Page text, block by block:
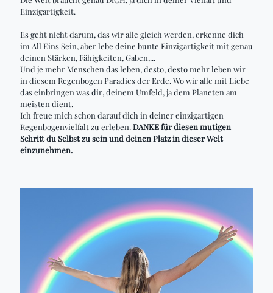
Einzigartigkeit.
Es geht nicht darum, das wir alle gleich werden, erkenne dich
im All Eins Sein, aber lebe deine bunte Einzigartigkeit mit genau
deinen Stärken, Fähigkeiten, Gaben,...
Und je mehr Menschen das leben, desto, desto mehr leben wir
in diesem Regenbogen Paradies der Erde. Wo wir alle mit Liebe
das einbringen was dir, deinem Umfeld, ja dem Planeten am
meisten dient.
Ich freue mich schon darauf dich in deiner einzigartigen
Regenbogenvielfalt zu erleben. DANKE für diesen mutigen
Schritt du Selbst zu sein und deinen Platz in dieser Welt
einzunehmen.